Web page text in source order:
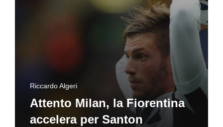
Riccardo Algeri
Attento Milan, la Fiorentina
accelera per Santon